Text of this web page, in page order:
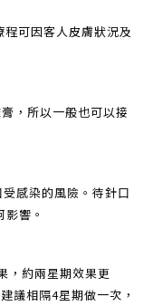
可因客人皮膚狀況及
，所以一般也可以接
感染的風險。待針口
響。
，約兩星期效果更
議相隔4星期做一次，